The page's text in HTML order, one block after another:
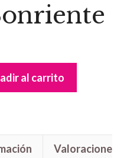
al carrito
Valoraciones